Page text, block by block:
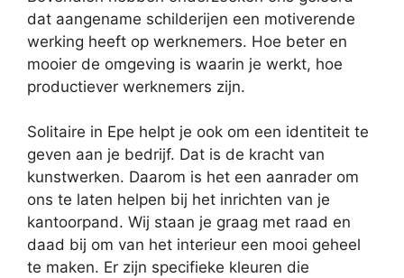
dat aangename schilderijen een motiverende
werking heeft op werknemers. Hoe beter en
mooier de omgeving is waarin je werkt, hoe
productiever werknemers zijn.
Solitaire in Epe helpt je ook om een identiteit te
geven aan je bedrijf. Dat is de kracht van
kunstwerken. Daarom is het een aanrader om
ons te laten helpen bij het inrichten van je
kantoorpand. Wij staan je graag met raad en
daad bij om van het interieur een mooi geheel
te maken. Er zijn specifieke kleuren die